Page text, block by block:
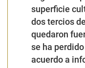
superficie
dos tercios
quedaron
se ha perdido
acuerdo a